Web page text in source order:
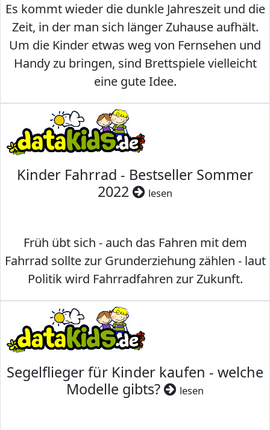
Es kommt wieder die dunkle Jahreszeit und die
Zeit, in der man sich länger Zuhause aufhält.
Um die Kinder etwas weg von Fernsehen und
Handy zu bringen, sind Brettspiele vielleicht
eine gute Idee.
Kinder Fahrrad - Bestseller Sommer
2022
lesen
Früh übt sich - auch das Fahren mit dem
Fahrrad sollte zur Grunderziehung zählen - laut
Politik wird Fahrradfahren zur Zukunft.
Segelflieger für Kinder kaufen - welche
Modelle gibts?
lesen